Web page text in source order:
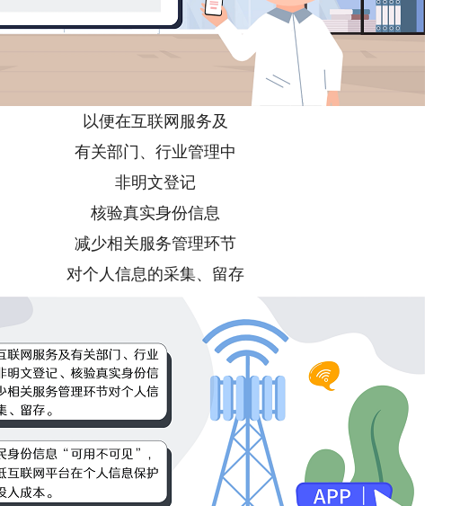
以便在互联网服务及
有关部门、行业管理中
非明文登记
核验真实身份信息
减少相关服务管理环节
对个人信息的采集、留存